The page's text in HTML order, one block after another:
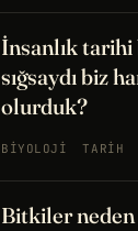
İnsanlık
sığsaydı biz
olurduk?
BIYOLOJI TARIH
Bitkiler